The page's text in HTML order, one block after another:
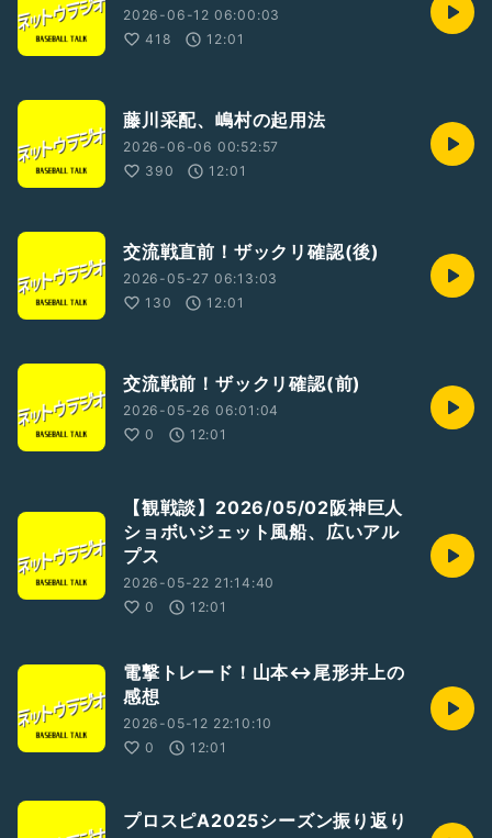
2026-06-12 06:00:03
418
12:01
藤川采配、嶋村の起用法
2026-06-06 00:52:57
390
12:01
交流戦直前！ザックリ確認(後)
2026-05-27 06:13:03
130
12:01
交流戦前！ザックリ確認(前)
2026-05-26 06:01:04
0
12:01
【観戦談】2026/05/02阪神巨人
ショボいジェット風船、広いアル
プス
2026-05-22 21:14:40
0
12:01
電撃トレード！山本↔️尾形井上の
感想
2026-05-12 22:10:10
0
12:01
プロスピA2025シーズン振り返り